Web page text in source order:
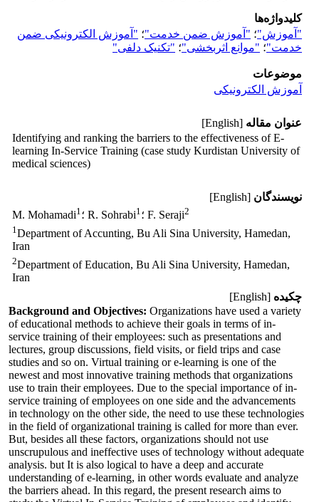
کلیدواژه‌ها
"آموزش"؛ "آموزش ضمن خدمت"؛ "آموزش الکترونیکی ضمن
خدمت"؛ "موانع اثربخشی"؛ "تکنیک دلفی"
موضوعات
آموزش الکترونیکی
عنوان مقاله [English]
Identifying and ranking the barriers to the effectiveness of E-
learning In-Service Training (case study Kurdistan University of
medical sciences)
نویسندگان [English]
M. Mohamadi1 ؛ R. Sohrabi1 ؛ F. Seraji2
1Department of Accunting, Bu Ali Sina University, Hamedan,
Iran
2Department of Education, Bu Ali Sina University, Hamedan,
Iran
چکیده [English]
Background and Objectives: Organizations have used a variety
of educational methods to achieve their goals in terms of in-
service training of their employees: such as presentations and
lectures, group discussions, field visits, or field trips and case
studies and so on. Virtual training or e-learning is one of the
newest and most innovative training methods that organizations
use to train their employees. Due to the special importance of in-
service training of employees on one side and the advancements
in technology on the other side, the need to use these technologies
in the field of organizational training is called for more than ever.
But, besides all these factors, organizations should not use
unscrupulous and ineffective uses of technology without adequate
analysis. but It is also logical to have a deep and accurate
understanding of e-learning, in other words evaluate and analyze
the barriers ahead. In this regard, the present research aims to